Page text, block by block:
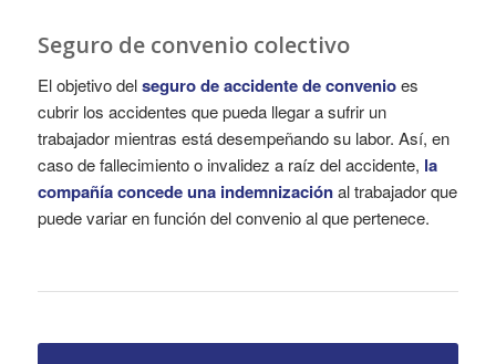
Seguro de convenio colectivo
El objetivo delseguro de accidente de convenioes
cubrir los accidentes que pueda llegar a sufrir un
trabajador mientras está desempeñando su labor. Así, en
caso de fallecimiento o invalidez a raíz del accidente, la
compañía concede una indemnizaciónal trabajador que
puede variar en función del convenio al que pertenece.